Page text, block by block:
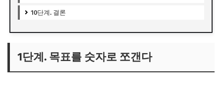
10단계. 결론
1단계. 목표를 숫자로 쪼갠다